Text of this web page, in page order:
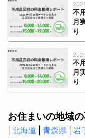
浄水器の取付・交
水道蛇口交換
水道の水漏れ修理
シャワーヘッド・
排水管洗浄
トイレの故障・修
蛇口の水漏れ修理
お風呂の排水口つ
壁ピタ水栓・洗濯
不
月
り
不
月
り
お住まいの地域
北海道 青森県 岩